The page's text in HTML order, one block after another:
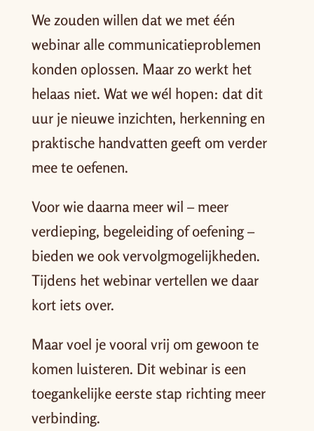
We zouden willen dat we met één
webinar alle communicatieproblemen
konden oplossen. Maar zo werkt het
helaas niet. Wat we wél hopen: dat dit
uur je nieuwe inzichten, herkenning en
praktische handvatten geeft om verder
mee te oefenen.
Voor wie daarna meer wil – meer
verdieping, begeleiding of oefening –
bieden we ook vervolgmogelijkheden.
Tijdens het webinar vertellen we daar
kort iets over.
Maar voel je vooral vrij om gewoon te
komen luisteren. Dit webinar is een
toegankelijke eerste stap richting meer
verbinding.